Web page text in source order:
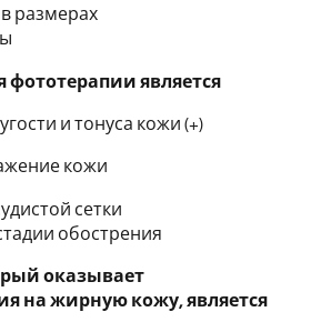
размерах
фототерапии является
и тонуса кожи (+)
кожи
сетки
обострения
оказывает
на жирную кожу, является